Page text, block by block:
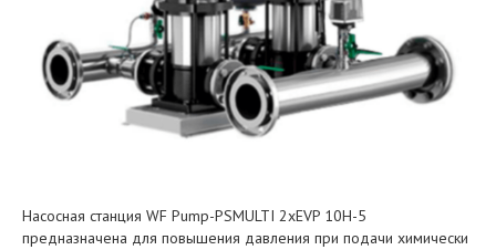
Насосная станция WF Pump-PSMULTI 2xEVP 10H-5
предназначена для повышения давления при подачи химически